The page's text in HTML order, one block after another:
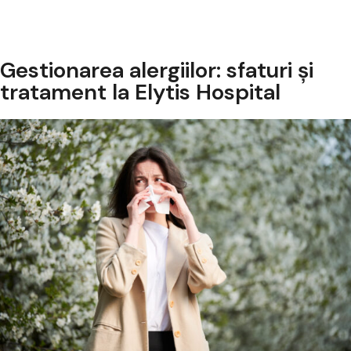
Gestionarea alergiilor: sfaturi și
tratament la Elytis Hospital